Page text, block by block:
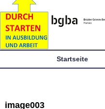
Startseite
image003